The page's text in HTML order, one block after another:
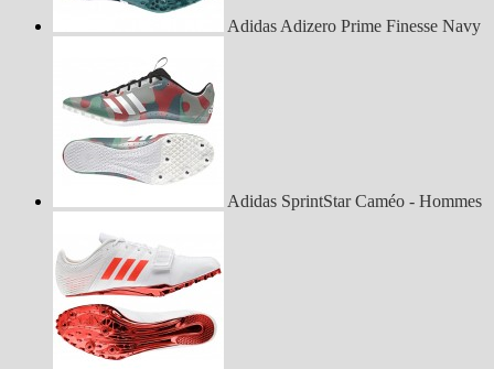
Adidas Adizero Prime Finesse Navy
Adidas SprintStar Caméo - Hommes